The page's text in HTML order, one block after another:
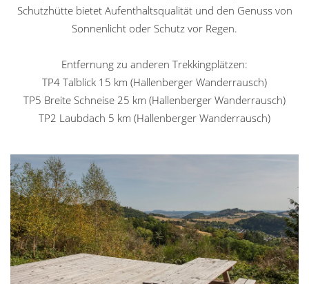
Schutzhütte bietet Aufenthaltsqualität und den Genuss von
Sonnenlicht oder Schutz vor Regen.
Entfernung zu anderen Trekkingplätzen:
TP4 Talblick 15 km (Hallenberger Wanderrausch)
TP5 Breite Schneise 25 km (Hallenberger Wanderrausch)
TP2 Laubdach 5 km (Hallenberger Wanderrausch)